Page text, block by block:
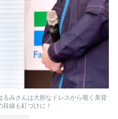
みさんは大胆なドレスから覗く美背
線も釘づけに！